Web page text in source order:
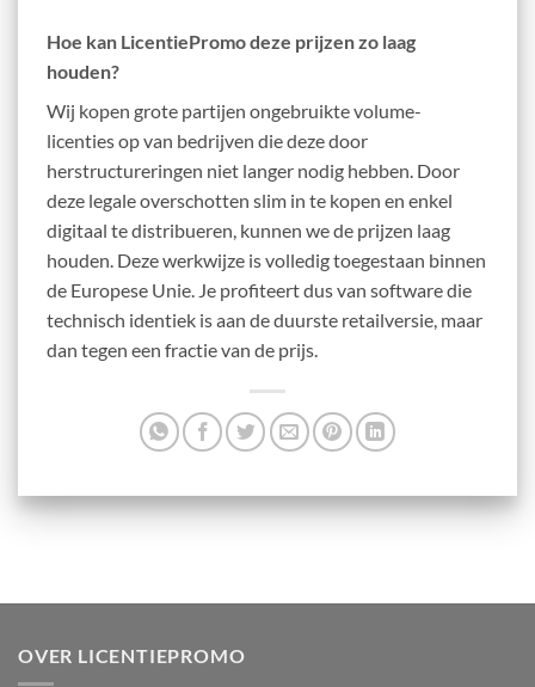
Hoe kan LicentiePromo deze prijzen zo laag
houden?
Wij kopen grote partijen ongebruikte volume-
licenties op van bedrijven die deze door
herstructureringen niet langer nodig hebben. Door
deze legale overschotten slim in te kopen en enkel
digitaal te distribueren, kunnen we de prijzen laag
houden. Deze werkwijze is volledig toegestaan binnen
de Europese Unie. Je profiteert dus van software die
technisch identiek is aan de duurste retailversie, maar
dan tegen een fractie van de prijs.
OVER LICENTIEPROMO